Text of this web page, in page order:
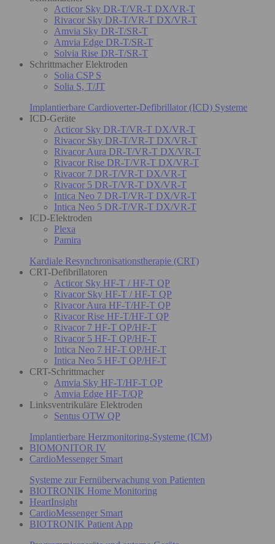
Acticor Sky DR-T/VR-T DX/VR-T
Rivacor Sky DR-T/VR-T DX/VR-T
Amvia Sky DR-T/SR-T
Amvia Edge DR-T/SR-T
Solvia Rise DR-T/SR-T
Schrittmacher Elektroden
Solia CSP S
Solia S, T/JT
Implantierbare Cardioverter-Defibrillator (ICD) Systeme
ICD-Geräte
Acticor Sky DR-T/VR-T DX/VR-T
Rivacor Sky DR-T/VR-T DX/VR-T
Rivacor Aura DR-T/VR-T DX/VR-T
Rivacor Rise DR-T/VR-T DX/VR-T
Rivacor 7 DR-T/VR-T DX/VR-T
Rivacor 5 DR-T/VR-T DX/VR-T
Intica Neo 7 DR-T/VR-T DX/VR-T
Intica Neo 5 DR-T/VR-T DX/VR-T
ICD-Elektroden
Plexa
Pamira
Kardiale Resynchronisationstherapie (CRT)
CRT-Defibrillatoren
Acticor Sky HF-T / HF-T QP
Rivacor Sky HF-T / HF-T QP
Rivacor Aura HF-T/HF-T QP
Rivacor Rise HF-T/HF-T QP
Rivacor 7 HF-T QP/HF-T
Rivacor 5 HF-T QP/HF-T
Intica Neo 7 HF-T QP/HF-T
Intica Neo 5 HF-T QP/HF-T
CRT-Schrittmacher
Amvia Sky HF-T/HF-T QP
Amvia Edge HF-T/QP
Linksventrikuläre Elektroden
Sentus OTW QP
Implantierbare Herzmonitoring-Systeme (ICM)
BIOMONITOR IV
CardioMessenger Smart
Systeme zur Fernüberwachung von Patienten
BIOTRONIK Home Monitoring
HeartInsight
CardioMessenger Smart
BIOTRONIK Patient App